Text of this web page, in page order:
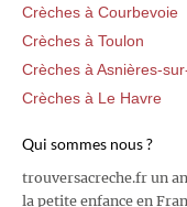
Crèches à Courbevoie
Crèches à Toulon
Crèches à Asnières-
Crèches à Le Havre
Qui sommes nous ?
trouversacreche.fr un
la petite enfance en